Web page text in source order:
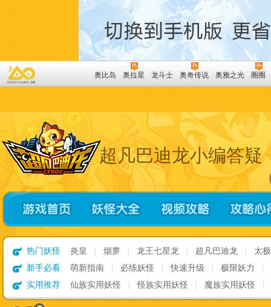
奥比岛 奥拉星 龙斗士 奥奇传说 奥雅之光 圈圈
超凡巴迪龙小编答疑
热门妖怪 炎皇 烟萝 龙王七星龙 超凡巴迪龙
太
新手必看
萌新指南 必练妖怪 快速升级 极限妖力
实用推荐
仙族实用妖怪 怪族实用妖怪 魔族实用妖怪